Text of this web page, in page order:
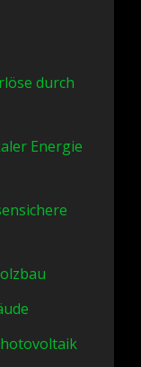
durch
Energie